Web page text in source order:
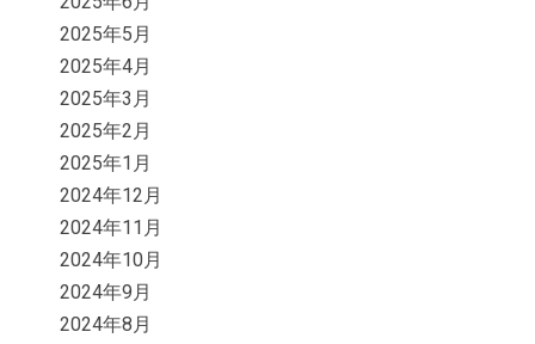
2025年5月
2025年4月
2025年3月
2025年2月
2025年1月
2024年12月
2024年11月
2024年10月
2024年9月
2024年8月